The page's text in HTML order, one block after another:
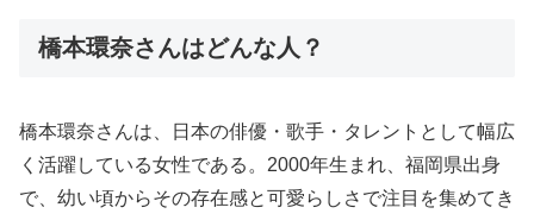
橋本環奈さんはどんな人？
橋本環奈さんは、日本の俳優・歌手・タレントとして幅広
く活躍している女性である。2000年生まれ、福岡県出身
で、幼い頃からその存在感と可愛らしさで注目を集めてき